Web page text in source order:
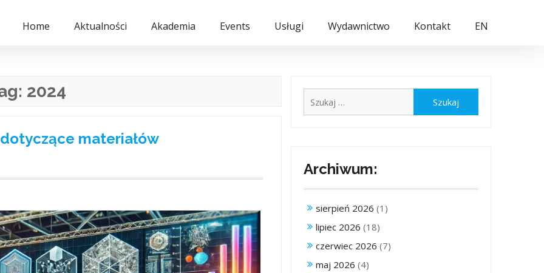
Home Aktualności Akademia Events Usługi Wydawnictwo Kontakt EN
2024
materiałów
Archiwum:
sierpień 2026 (1)
lipiec 2026 (18)
czerwiec 2026 (7)
maj 2026 (4)